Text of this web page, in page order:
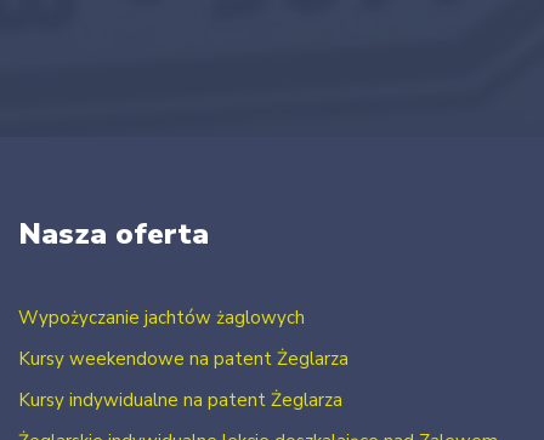
Nasza oferta
Wypożyczanie jachtów żaglowych
Kursy weekendowe na patent Żeglarza
Kursy indywidualne na patent Żeglarza